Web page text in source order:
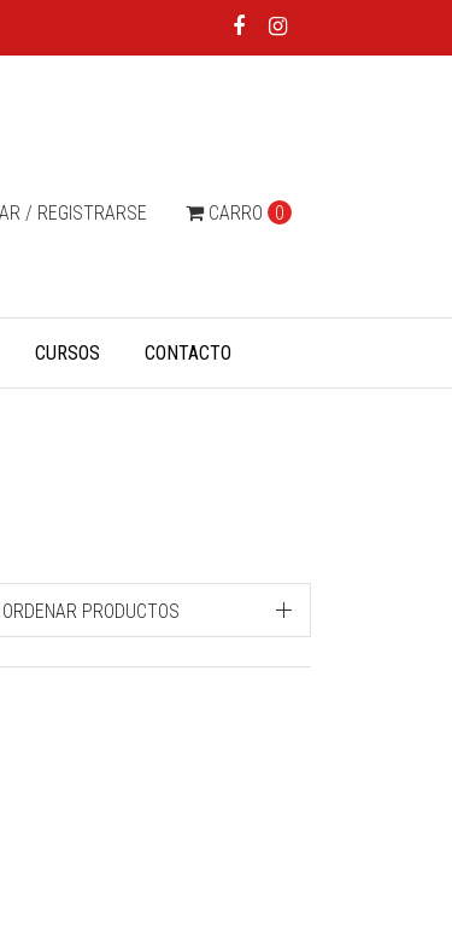
CARRO 0
/ REGISTRARSE
CURSOS CONTACTO
ORDENAR PRODUCTOS